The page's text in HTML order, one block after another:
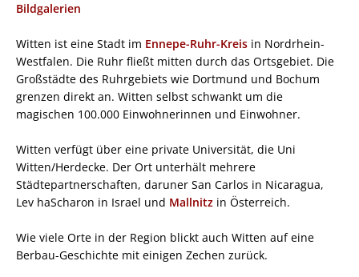
Bildgalerien
Witten ist eine Stadt im Ennepe-Ruhr-Kreis in Nordrhein-
Westfalen. Die Ruhr fließt mitten durch das Ortsgebiet. Die
Großstädte des Ruhrgebiets wie Dortmund und Bochum
grenzen direkt an. Witten selbst schwankt um die
magischen 100.000 Einwohnerinnen und Einwohner.
Witten verfügt über eine private Universität, die Uni
Witten/Herdecke. Der Ort unterhält mehrere
Städtepartnerschaften, daruner San Carlos in Nicaragua,
Lev haScharon in Israel und Mallnitz in Österreich.
Wie viele Orte in der Region blickt auch Witten auf eine
Berbau-Geschichte mit einigen Zechen zurück.